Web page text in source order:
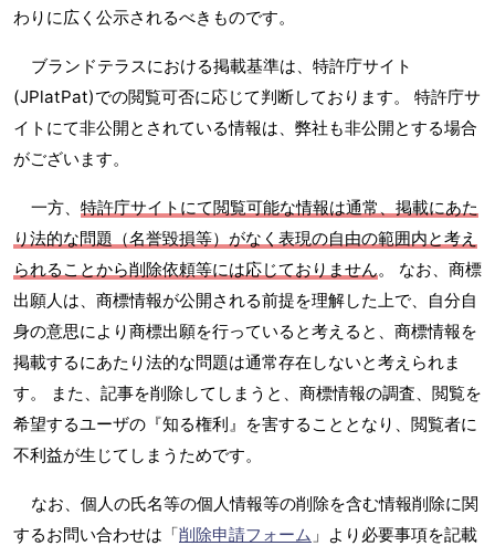
わりに広く公示されるべきものです。
ブランドテラスにおける掲載基準は、特許庁サイト
(JPlatPat)での閲覧可否に応じて判断しております。 特許庁サ
イトにて非公開とされている情報は、弊社も非公開とする場合
がございます。
一方、 特許庁サイトにて閲覧可能な情報は通常、掲載にあた
り法的な問題（名誉毀損等）がなく表現の自由の範囲内と考え
られることから削除依頼等には応じておりません。 なお、商標
出願人は、商標情報が公開される前提を理解した上で、自分自
身の意思により商標出願を行っていると考えると、商標情報を
掲載するにあたり法的な問題は通常存在しないと考えられま
す。 また、記事を削除してしまうと、商標情報の調査、閲覧を
希望するユーザの『知る権利』を害することとなり、閲覧者に
不利益が生じてしまうためです。
なお、個人の氏名等の個人情報等の削除を含む情報削除に関
するお問い合わせは「削除申請フォーム 」より必要事項を記載